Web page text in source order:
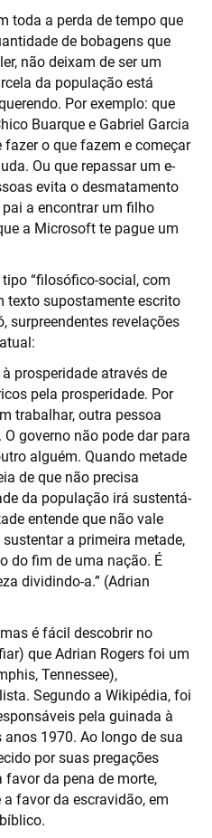
toda a perda de tempo que
de bobagens que
não deixam de ser um
da população está
Por exemplo: que
Buarque e Gabriel Garcia
o que fazem e começar
Ou que repassar um e-
evita o desmatamento
a encontrar um filho
a Microsoft te pague um
“filosófico-social, com
texto supostamente escrito
surpreendentes revelações
prosperidade através de
pela prosperidade. Por
trabalhar, outra pessoa
governo não pode dar para
alguém. Quando metade
de que não precisa
da população irá sustentá-
entende que não vale
a primeira metade,
do fim de uma nação. É
dividindo-a.” (Adrian
é fácil descobrir no
que Adrian Rogers foi um
Tennessee),
Segundo a Wikipédia, foi
pela guinada à
1970. Ao longo de sua
por suas pregações
da pena de morte,
favor da escravidão, em